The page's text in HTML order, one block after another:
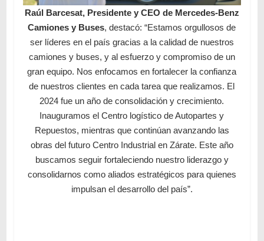
Raúl Barcesat, Presidente y CEO de Mercedes-Benz
Camiones y Buses, destacó: “Estamos orgullosos de
ser líderes en el país gracias a la calidad de nuestros
camiones y buses, y al esfuerzo y compromiso de un
gran equipo. Nos enfocamos en fortalecer la confianza
de nuestros clientes en cada tarea que realizamos. El
2024 fue un año de consolidación y crecimiento.
Inauguramos el Centro logístico de Autopartes y
Repuestos, mientras que continúan avanzando las
obras del futuro Centro Industrial en Zárate. Este año
buscamos seguir fortaleciendo nuestro liderazgo y
consolidarnos como aliados estratégicos para quienes
impulsan el desarrollo del país”.